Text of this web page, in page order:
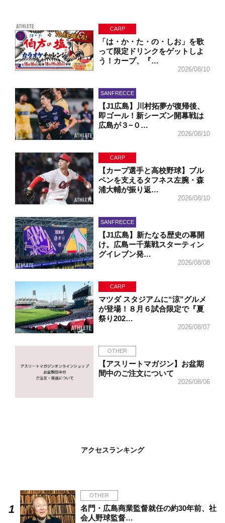
CARP
「は・か・た・の・しお」を歌
って限定ドリンクをゲットしよ
う！カープ、『…
2026/08/10
SANFRECCE
【J1広島】川村拓夢が復帰後、
即ゴール！新シーズン開幕戦は
広島が３−０…
2026/08/10
CARP
【カープ選手と高校野球】ブル
ペンを支えるタフネス左腕・森
浦大輔が振り返…
2026/08/10
SANFRECCE
【J1広島】新たなる歴史の幕開
け。広島ー千葉戦スターティン
グイレブン発…
2026/08/08
CARP
マツダ スタジアムに“涼”グルメ
が登場！８月６試合限定で『夏
祭り202…
2026/08/07
OTHER
【アスリートマガジン】お盆期
間中のご注文について
2026/08/06
アクセスランキング
OTHER
名門・広島商業監督就任の約30年前、社
会人野球監督…